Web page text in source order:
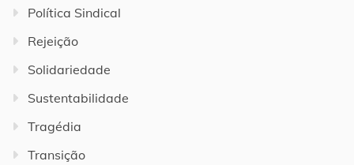
Política Sindical
Rejeição
Solidariedade
Sustentabilidade
Tragédia
Transição